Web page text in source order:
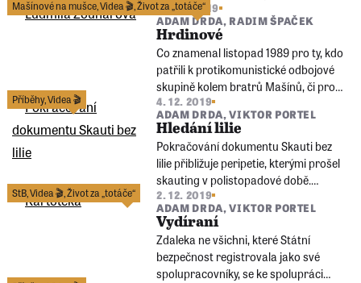
Německa. Zdeňka Šidáka StB přesto
chytila, dostal doživotí, ona šest let.
Odmítla se rozvést a na setkání s
manželem čekala 14 let.
Mašínové na mušce,Videa 🎬,Život za „totáče“
10. 12. 2019
ADAM DRDA, RADIM ŠPAČEK
Hrdinové
Co znamenal listopad 1989 pro ty, kdo
patřili k protikomunistické odbojové
skupině kolem bratrů Mašínů, či pro
jejich příbuzné, kteří zůstali v
Československu?
Příběhy,Videa 🎬
4. 12. 2019
ADAM DRDA,VIKTOR PORTEL
Hledání lilie
Pokračování dokumentu Skauti bez
lilie přibližuje peripetie, kterými prošel
skauting v polistopadové době.
Premiéru měl v den 30. výročí
polistopadového obnovení skautingu
2. prosince 2019.
StB,Videa 🎬,Život za „totáče“
2. 12. 2019
ADAM DRDA,VIKTOR PORTEL
Vydíraní
Zdaleka ne všichni, které Státní
bezpečnost registrovala jako své
spolupracovníky, se ke spolupráci